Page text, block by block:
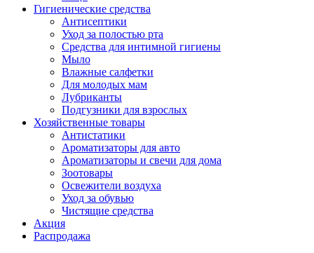
Гигиенические средства
Антисептики
Уход за полостью рта
Средства для интимной гигиены
Мыло
Влажные салфетки
Для молодых мам
Лубриканты
Подгузники для взрослых
Хозяйственные товары
Антистатики
Ароматизаторы для авто
Ароматизаторы и свечи для дома
Зоотовары
Освежители воздуха
Уход за обувью
Чистящие средства
Акция
Распродажа